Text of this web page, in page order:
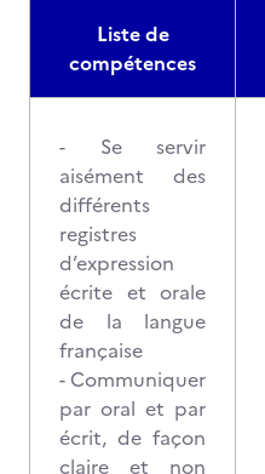
Liste de
compétences
- Se servir
aisément des
différents
registres
d’expression
écrite et orale
de la langue
française
- Communiquer
par oral et par
écrit, de façon
claire et non